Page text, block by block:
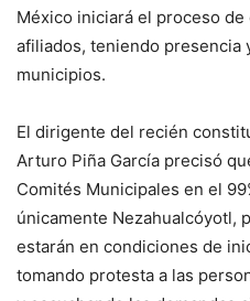
México iniciará el proceso
afiliados, teniendo presencia
municipios.
El dirigente del recién
Arturo Piña García precisó
Comités Municipales en el
únicamente Nezahualcóyotl,
estarán en condiciones de
tomando protesta a las